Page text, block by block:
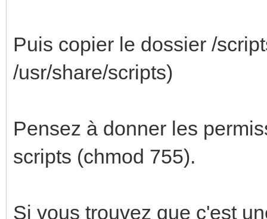
Puis copier le dossier /
/usr/share/scripts)
Pensez à donner les
scripts (chmod 755).
Si vous trouvez que c'est